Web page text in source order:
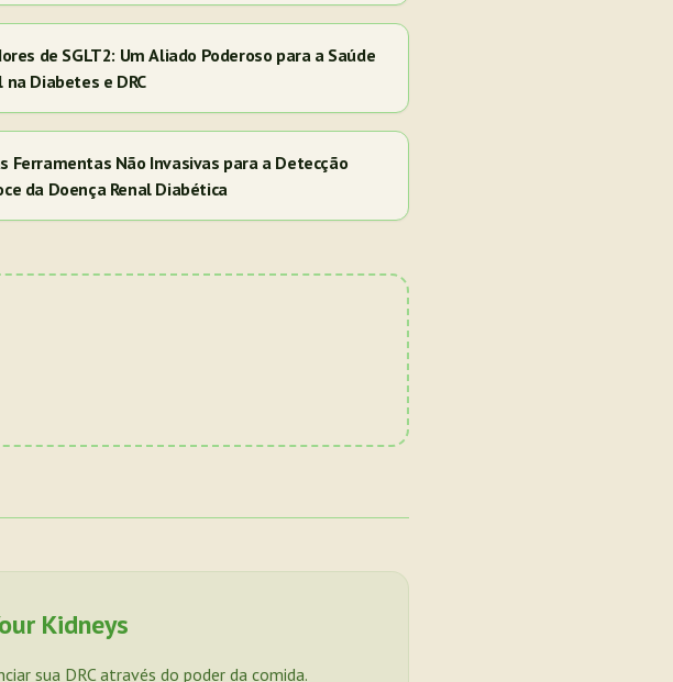
de SGLT2: Um Aliado Poderoso para a Saúde
na Diabetes e DRC
Ferramentas Não Invasivas para a Detecção
da Doença Renal Diabética
Kidneys
sua DRC através do poder da comida.